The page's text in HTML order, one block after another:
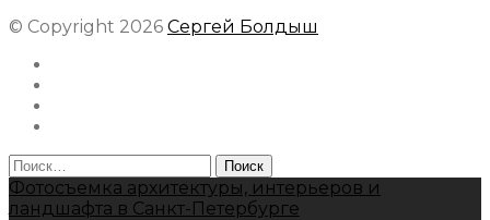
© Copyright 2026 Сергей Болдыш
Найти:
Фотосъемка архитектуры, интерьеров и
ландшафта в Санкт-Петербурге